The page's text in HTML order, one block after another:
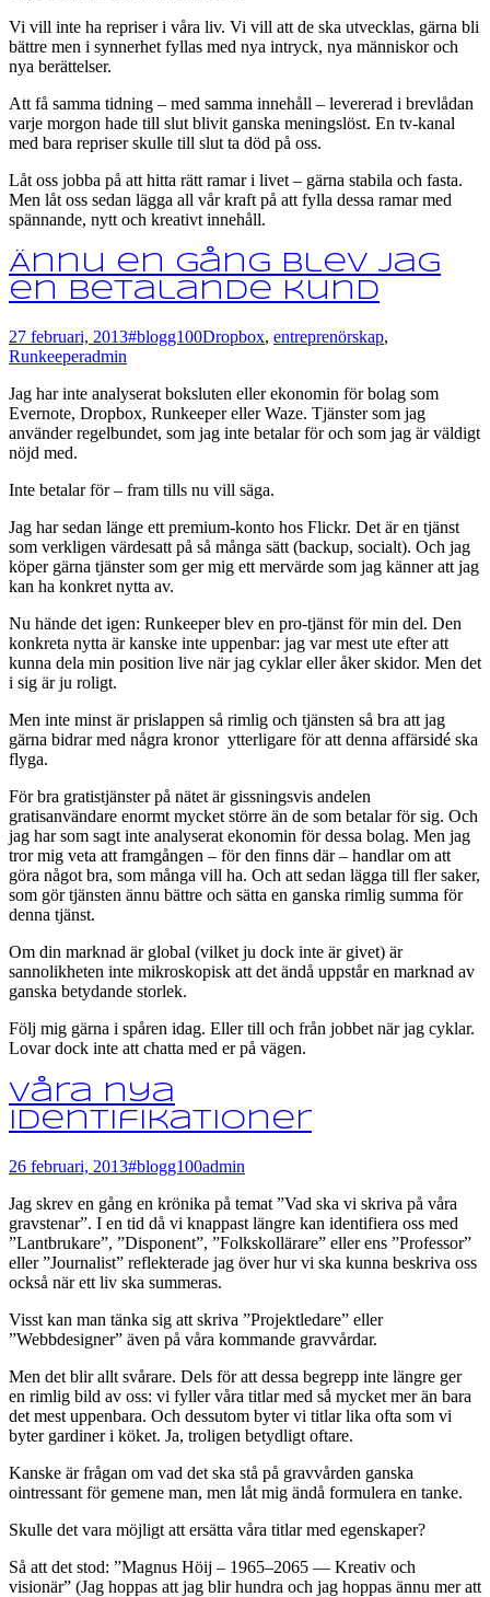
Vi vill inte ha repriser i våra liv. Vi vill att de ska utvecklas, gärna bli
bättre men i synnerhet fyllas med nya intryck, nya människor och
nya berättelser.
Att få samma tidning – med samma innehåll – levererad i brevlådan
varje morgon hade till slut blivit ganska meningslöst. En tv-kanal
med bara repriser skulle till slut ta död på oss.
Låt oss jobba på att hitta rätt ramar i livet – gärna stabila och fasta.
Men låt oss sedan lägga all vår kraft på att fylla dessa ramar med
spännande, nytt och kreativt innehåll.
Ännu en gång blev jag
en betalande kund
27 februari, 2013#blogg100Dropbox, entreprenörskap,
Runkeeperadmin
Jag har inte analyserat boksluten eller ekonomin för bolag som
Evernote, Dropbox, Runkeeper eller Waze. Tjänster som jag
använder regelbundet, som jag inte betalar för och som jag är väldigt
nöjd med.
Inte betalar för – fram tills nu vill säga.
Jag har sedan länge ett premium-konto hos Flickr. Det är en tjänst
som verkligen värdesatt på så många sätt (backup, socialt). Och jag
köper gärna tjänster som ger mig ett mervärde som jag känner att jag
kan ha konkret nytta av.
Nu hände det igen: Runkeeper blev en pro-tjänst för min del. Den
konkreta nytta är kanske inte uppenbar: jag var mest ute efter att
kunna dela min position live när jag cyklar eller åker skidor. Men det
i sig är ju roligt.
Men inte minst är prislappen så rimlig och tjänsten så bra att jag
gärna bidrar med några kronor ytterligare för att denna affärsidé ska
flyga.
För bra gratistjänster på nätet är gissningsvis andelen
gratisanvändare enormt mycket större än de som betalar för sig. Och
jag har som sagt inte analyserat ekonomin för dessa bolag. Men jag
tror mig veta att framgången – för den finns där – handlar om att
göra något bra, som många vill ha. Och att sedan lägga till fler saker,
som gör tjänsten ännu bättre och sätta en ganska rimlig summa för
denna tjänst.
Om din marknad är global (vilket ju dock inte är givet) är
sannolikheten inte mikroskopisk att det ändå uppstår en marknad av
ganska betydande storlek.
Följ mig gärna i spåren idag. Eller till och från jobbet när jag cyklar.
Lovar dock inte att chatta med er på vägen.
Våra nya
identifikationer
26 februari, 2013#blogg100admin
Jag skrev en gång en krönika på temat ”Vad ska vi skriva på våra
gravstenar”. I en tid då vi knappast längre kan identifiera oss med
”Lantbrukare”, ”Disponent”, ”Folkskollärare” eller ens ”Professor”
eller ”Journalist” reflekterade jag över hur vi ska kunna beskriva oss
också när ett liv ska summeras.
Visst kan man tänka sig att skriva ”Projektledare” eller
”Webbdesigner” även på våra kommande gravvårdar.
Men det blir allt svårare. Dels för att dessa begrepp inte längre ger
en rimlig bild av oss: vi fyller våra titlar med så mycket mer än bara
det mest uppenbara. Och dessutom byter vi titlar lika ofta som vi
byter gardiner i köket. Ja, troligen betydligt oftare.
Kanske är frågan om vad det ska stå på gravvården ganska
ointressant för gemene man, men låt mig ändå formulera en tanke.
Skulle det vara möjligt att ersätta våra titlar med egenskaper?
Så att det stod: ”Magnus Höij – 1965–2065 — Kreativ och
visionär” (Jag hoppas att jag blir hundra och jag hoppas ännu mer att